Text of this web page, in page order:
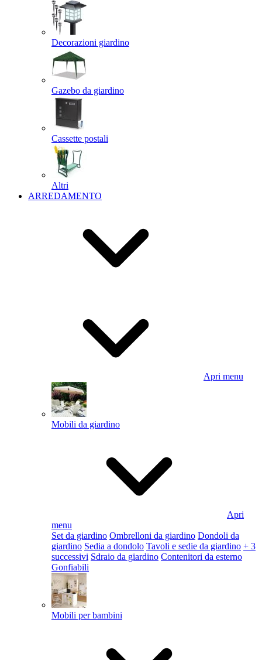
Decorazioni giardino
Gazebo da giardino
Cassette postali
Altri
ARREDAMENTO
Apri menu
Mobili da giardino
Apri
menu
Set da giardino Ombrelloni da giardino Dondoli da
giardino Sedia a dondolo Tavoli e sedie da giardino + 3
successivi Sdraio da giardino Contenitori da esterno
Gonfiabili
Mobili per bambini